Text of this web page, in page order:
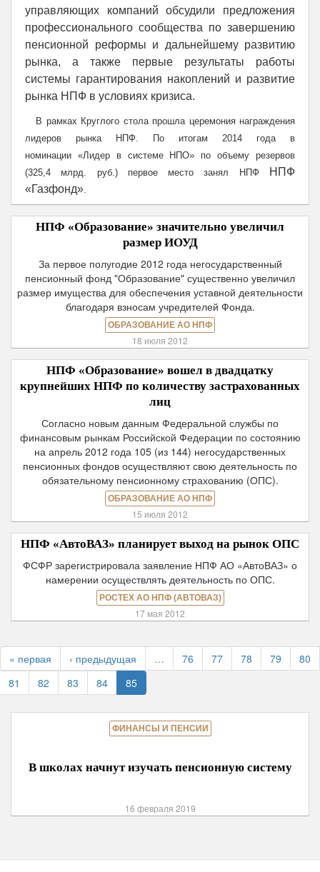
управляющих компаний обсудили предложения
профессионального сообщества по завершению
пенсионной реформы и дальнейшему развитию
рынка, а также первые результаты работы
системы гарантирования накоплений и развитие
рынка НПФ в условиях кризиса.
В рамках Круглого стола прошла церемония награждения
лидеров рынка НПФ. По итогам 2014 года в
номинации «Лидер в системе НПО» по объему резервов
(325,4 млрд. руб.) первое место занял НПФ
НПФ
«Газфонд».
НПФ «Образование» значительно увеличил
размер ИОУД
За первое полугодие 2012 года негосударственный
пенсионный фонд "Образование" существенно увеличил
размер имущества для обеспечения уставной деятельности
благодаря взносам учредителей Фонда.
ОБРАЗОВАНИЕ АО НПФ
18 июля 2012
НПФ «Образование» вошел в двадцатку
крупнейших НПФ по количеству застрахованных
лиц
Согласно новым данным Федеральной службы по
финансовым рынкам Российской Федерации по состоянию
на апрель 2012 года 105 (из 144) негосударственных
пенсионных фондов осуществляют свою деятельность по
обязательному пенсионному страхованию (ОПС).
ОБРАЗОВАНИЕ АО НПФ
15 июля 2012
НПФ «АвтоВАЗ» планирует выход на рынок ОПС
ФСФР зарегистрировала заявление НПФ АО «АвтоВАЗ» о
намерении осуществлять деятельность по ОПС.
РОСТЕХ АО НПФ (АВТОВАЗ)
17 мая 2012
« первая ‹ предыдущая … 76 77 78 79
80
81
82 83 84 85
ФИНАНСЫ И ПЕНСИИ
В школах начнут изучать пенсионную систему
16 февраля 2019